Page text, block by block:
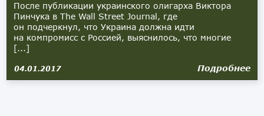
После публикации украинского олигарха Виктора
Пинчука в The Wall Street Journal, где
он подчеркнул, что Украина должна идти
на компромисс с Россией, выяснилось, что многие
[...]
04.01.2017 Подробнее